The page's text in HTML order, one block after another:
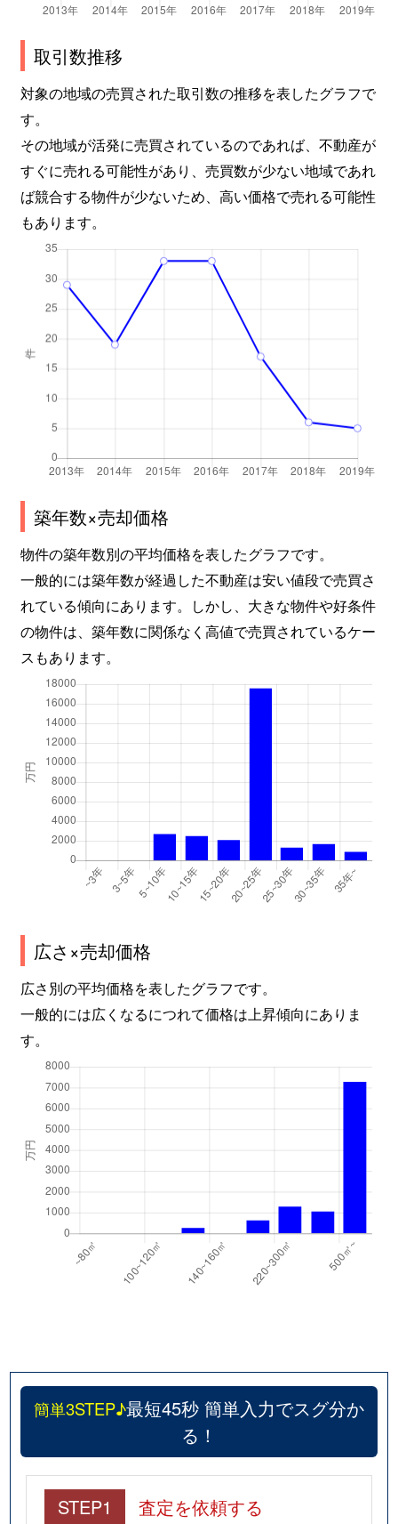
取引数推移
対象の地域の売買された取引数の推移を表したグラフで
す。
その地域が活発に売買されているのであれば、不動産が
すぐに売れる可能性があり、売買数が少ない地域であれ
ば競合する物件が少ないため、高い価格で売れる可能性
もあります。
築年数×売却価格
物件の築年数別の平均価格を表したグラフです。
一般的には築年数が経過した不動産は安い値段で売買さ
れている傾向にあります。しかし、大きな物件や好条件
の物件は、築年数に関係なく高値で売買されているケー
スもあります。
広さ×売却価格
広さ別の平均価格を表したグラフです。
一般的には広くなるにつれて価格は上昇傾向にありま
す。
簡単3STEP♪最短45秒 簡単入力でスグ分か
る！
STEP1 査定を依頼する